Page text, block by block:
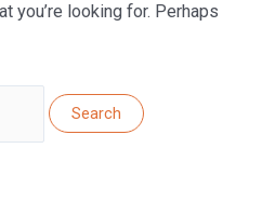
you’re looking for. Perhaps